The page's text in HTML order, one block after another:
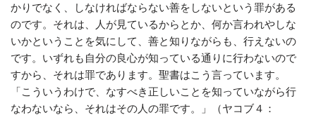
かりでなく、しなければならない善をしないという罪がある
のです。それは、人が見ているからとか、何か言われやしな
いかということを気にして、善と知りながらも、行えないの
です。いずれも自分の良心が知っている通りに行わないので
すから、それは罪であります。聖書はこう言っています。
「こういうわけで、なすべき正しいことを知っていながら行
なわないなら、それはその人の罪です。」（ヤコブ４：